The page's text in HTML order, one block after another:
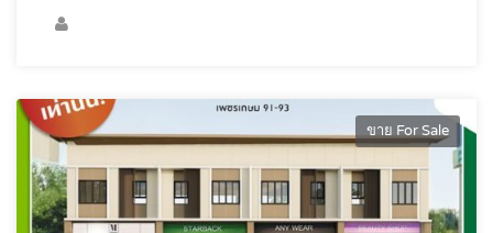
ขาย For Sale